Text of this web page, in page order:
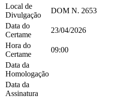
Local de
Divulgação
DOM N. 2653
Data do
Certame
23/04/2026
Hora do
Certame
09:00
Data da
Homologação
Data da
Assinatura